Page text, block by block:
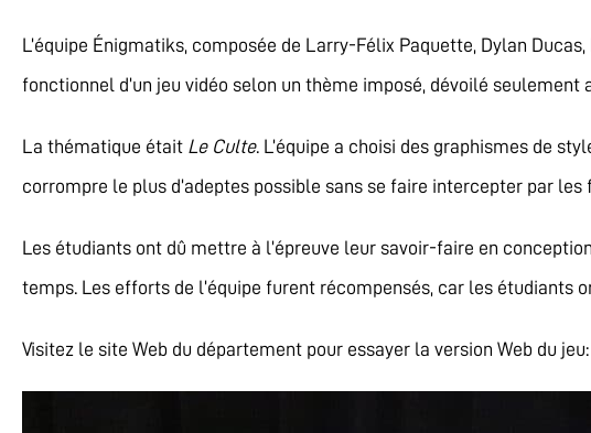
L’équipe Énigmatiks, composée de Larry-Félix Paquette, Dylan
fonctionnel d’un jeu vidéo selon un thème imposé, dévoilé seulement
La thématique était Le Culte. L’équipe a choisi des graphismes de
corrompre le plus d’adeptes possible sans se faire intercepter par les
Les étudiants ont dû mettre à l’épreuve leur savoir-faire en
temps. Les efforts de l’équipe furent récompensés, car les étudiants
Visitez le site Web du département pour essayer la version Web du jeu: